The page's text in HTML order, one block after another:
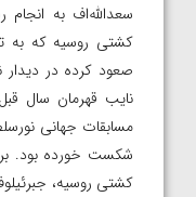
سعدالله‌اف به
صعود کرده در دیدار
شکست خورده بود.
کشتی روسیه،